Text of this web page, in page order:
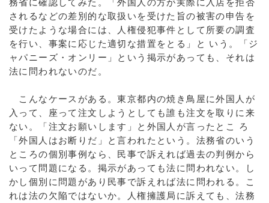
務省に確認してみた。「外国人の方が実際に入店を拒否
されるなどの差別的な取扱いを受けた旨の被害の申告を
受けたような場合には、人権侵犯事件として所要の調査
を行い、事案に応じた適切な措置をとる」と いう。「ジ
ャパニーズ・オンリー」という掲示があっても、それは
法に問われないのだ。
こんなケースがある。東京都内の焼き鳥屋に外国人が
入って、座って注文しようとしても誰も注文を取りに来
ない。「注文お願いします」と外国人が言ったとこ ろ
「外国人はお断りだ」と言われたという。法務省のいう
ところの個別事例なら、民事で訴えれば過去の判例から
いって問題になる。掲示があっても法に問われない。し
かし個別に問題があり民事で訴えれば法に問われる。こ
れは法の欠陥ではないか。人権擁護局に訴えても、法務